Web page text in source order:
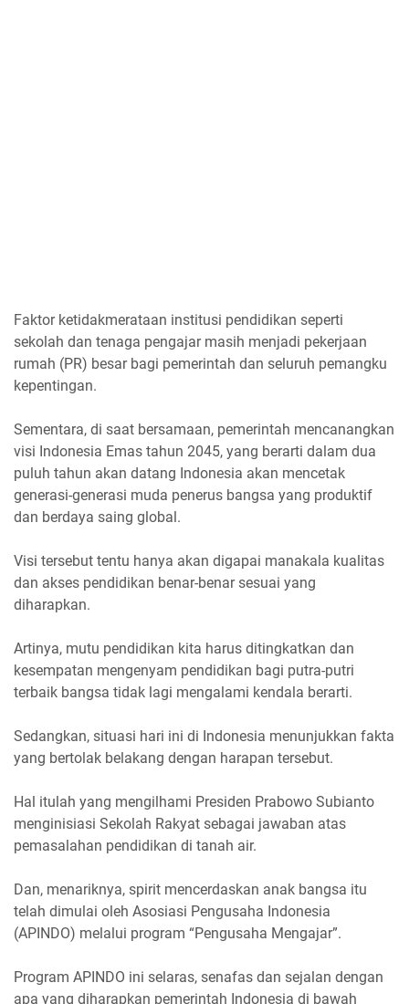
Faktor ketidakmerataan institusi pendidikan seperti
sekolah dan tenaga pengajar masih menjadi pekerjaan
rumah (PR) besar bagi pemerintah dan seluruh pemangku
kepentingan.
Sementara, di saat bersamaan, pemerintah mencanangkan
visi Indonesia Emas tahun 2045, yang berarti dalam dua
puluh tahun akan datang Indonesia akan mencetak
generasi-generasi muda penerus bangsa yang produktif
dan berdaya saing global.
Visi tersebut tentu hanya akan digapai manakala kualitas
dan akses pendidikan benar-benar sesuai yang
diharapkan.
Artinya, mutu pendidikan kita harus ditingkatkan dan
kesempatan mengenyam pendidikan bagi putra-putri
terbaik bangsa tidak lagi mengalami kendala berarti.
Sedangkan, situasi hari ini di Indonesia menunjukkan fakta
yang bertolak belakang dengan harapan tersebut.
Hal itulah yang mengilhami Presiden Prabowo Subianto
menginisiasi Sekolah Rakyat sebagai jawaban atas
pemasalahan pendidikan di tanah air.
Dan, menariknya, spirit mencerdaskan anak bangsa itu
telah dimulai oleh Asosiasi Pengusaha Indonesia
(APINDO) melalui program “Pengusaha Mengajar”.
Program APINDO ini selaras, senafas dan sejalan dengan
apa yang diharapkan pemerintah Indonesia di bawah